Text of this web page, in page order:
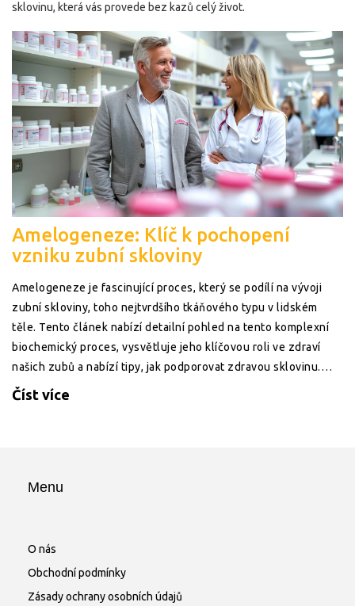
sklovinu, která vás provede bez kazů celý život.
Amelogeneze: Klíč k pochopení
vzniku zubní skloviny
Amelogeneze je fascinující proces, který se podílí na vývoji
zubní skloviny, toho nejtvrdšího tkáňového typu v lidském
těle. Tento článek nabízí detailní pohled na tento komplexní
biochemický proces, vysvětluje jeho klíčovou roli ve zdraví
našich zubů a nabízí tipy, jak podporovat zdravou sklovinu.
Přečtěte si, proč je amelogeneze tak důležitá a co můžete
Číst více
Menu
O nás
Obchodní podmínky
Zásady ochrany osobních údajů